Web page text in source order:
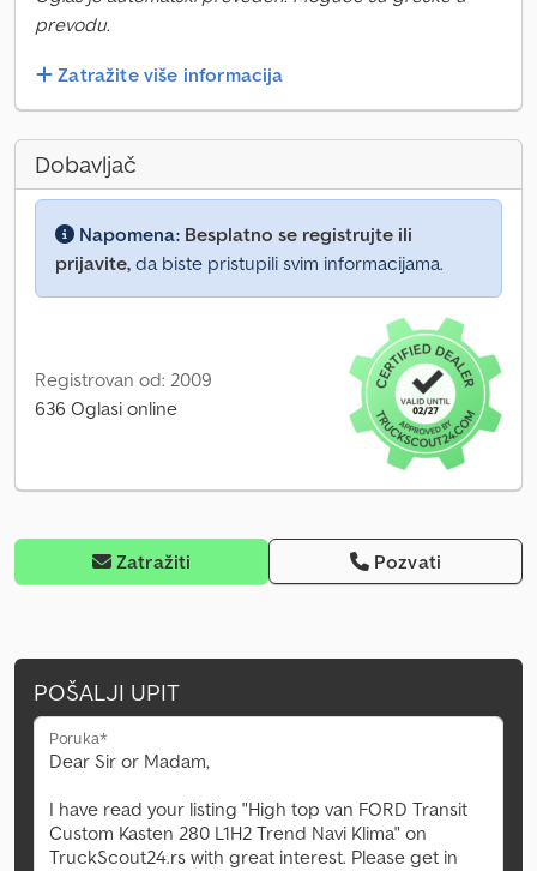
prevodu.
Zatražite više informacija
Dobavljač
Napomena: Besplatno se registrujte ili
prijavite, da biste pristupili svim informacijama.
Registrovan od: 2009
636 Oglasi online
Zatražiti Pozvati
POŠALJI UPIT
Poruka*